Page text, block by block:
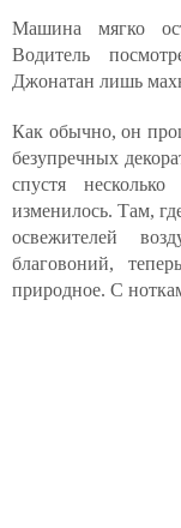
Машина мягко
Водитель
Джонатан лишь
Как обычно, он
безупречных
спустя
изменилось. Там,
освежителей
благовоний,
природное. С